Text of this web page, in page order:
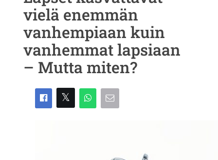
vielä enemmän
vanhempiaan kuin
vanhemmat lapsiaan
– Mutta miten?